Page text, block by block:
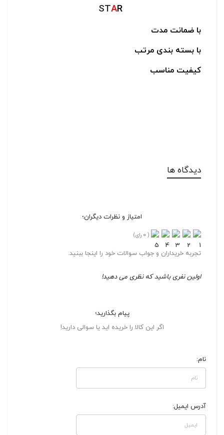
STAR
با ضمانت مدت
با بسته بندی مرتب
کیفیت مناسب
دیدگاه ها
امتیاز و نظرات دیگران؛
(
0 رای)
تجربه خریداران و جواب سوالات خود را اینجا ببنید.
اولین نفری باشید که نظری می دهید!
پیام بگذارید؛
اگر این کالا را خریده اید یا سوالی دارید!
نام:
آدرس ایمیل: